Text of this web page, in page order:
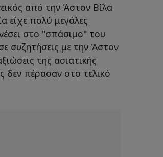
από την Άστον Βίλα
είχε πολύ μεγάλες
στο "σπάσιμο" του
συζητήσεις με την Άστον
της ασιατικής
δεν πέρασαν στο τελικό